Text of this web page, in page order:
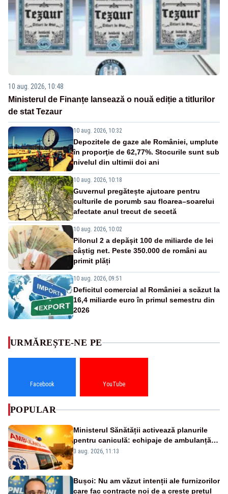
10 aug. 2026, 10:48
Ministerul de Finanțe lansează o nouă ediție a titlurilor
de stat Tezaur
10 aug. 2026, 10:32
Depozitele de gaze ale României, umplute
în proporţie de 62,77%. Stocurile sunt sub
nivelul din ultimii doi ani
10 aug. 2026, 10:18
Guvernul pregătește ajutoare pentru
culturile de porumb sau floarea–soarelui
afectate anul trecut de secetă
10 aug. 2026, 10:02
Pilonul 2 a depășit 100 de miliarde de lei
câștig net. Peste 350.000 de români au
primit plăți
10 aug. 2026, 09:51
Deficitul comercial al României a scăzut la
16,4 miliarde euro în primul semestru din
2026
URMĂREȘTE-NE PE
Facebook YouTube
POPULAR
Ministerul Sănătății activează planurile
pentru caniculă: echipaje de ambulanță
suplimentate, stocuri de medicamente
3 aug. 2026, 11:13
Bușoi: Nu am văzut intenții ale furnizorilor
care fac contracte noi de a crește prețul